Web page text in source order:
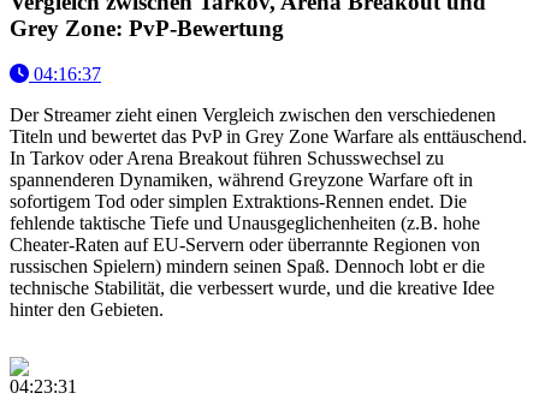
Grey Zone: PvP-Bewertung
04:16:37
Der Streamer zieht einen Vergleich zwischen den verschiedenen
Titeln und bewertet das PvP in Grey Zone Warfare als enttäuschend.
In Tarkov oder Arena Breakout führen Schusswechsel zu
spannenderen Dynamiken, während Greyzone Warfare oft in
sofortigem Tod oder simplen Extraktions-Rennen endet. Die
fehlende taktische Tiefe und Unausgeglichenheiten (z.B. hohe
Cheater-Raten auf EU-Servern oder überrannte Regionen von
russischen Spielern) mindern seinen Spaß. Dennoch lobt er die
technische Stabilität, die verbessert wurde, und die kreative Idee
hinter den Gebieten.
04:23:31